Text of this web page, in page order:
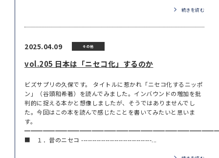
続きを読む
2025.04.09 その他
vol.205 日本は「ニセコ化」するのか
ビズサプリの久保です。 タイトルに惹かれ「ニセコ化するニッポ
ン」（谷頭和希著）を読んでみました。インバウンドの増加を批
判的に捉える本かと想像しましたが、そうではありませんでし
た。今回はこの本を読んで感じたことを書いてみたいと思いま
す。
■ １．昔のニセコ --------------------------------...